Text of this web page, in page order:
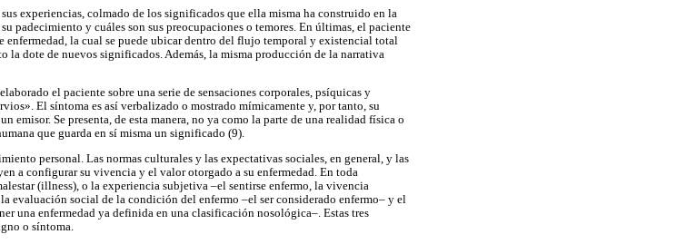
experiencias, colmado de los significados que ella misma ha construido en la
padecimiento y cuáles son sus preocupaciones o temores. En últimas, el paciente
la cual se puede ubicar dentro del flujo temporal y existencial total
dote de nuevos significados. Además, la misma producción de la narrativa
el paciente sobre una serie de sensaciones corporales, psíquicas y
El síntoma es así verbalizado o mostrado mímicamente y, por tanto, su
emisor. Se presenta, de esta manera, no ya como la parte de una realidad física o
que guarda en sí misma un significado (9).
personal. Las normas culturales y las expectativas sociales, en general, y las
a configurar su vivencia y el valor otorgado a su enfermedad. En toda
(illness), o la experiencia subjetiva –el sentirse enfermo, la vivencia
evaluación social de la condición del enfermo –el ser considerado enfermo– y el
una enfermedad ya definida en una clasificación nosológica–. Estas tres
o síntoma.